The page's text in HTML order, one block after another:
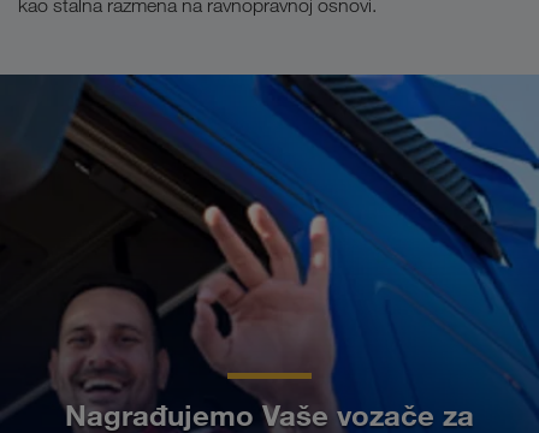
kao stalna razmena na ravnopravnoj osnovi.
Nagrađujemo Vaše vozače za